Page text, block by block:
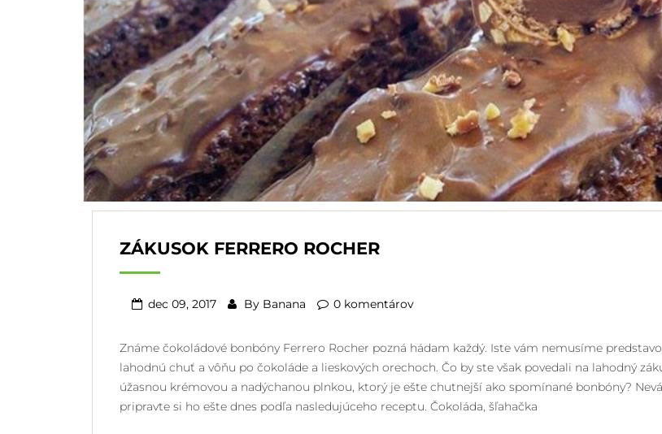
ZÁKUSOK FERRERO ROCHER
dec 09, 2017 By Banana 0 komentárov
Známe čokoládové bonbóny Ferrero Rocher pozná hádam každý. Iste vám nemusíme
lahodnú chuť a vôňu po čokoláde a lieskových orechoch. Čo by ste však povedali na lahodný
úžasnou krémovou a nadýchanou plnkou, ktorý je ešte chutnejší ako spomínané bonbóny?
pripravte si ho ešte dnes podľa nasledujúceho receptu. Čokoláda, šľahačka